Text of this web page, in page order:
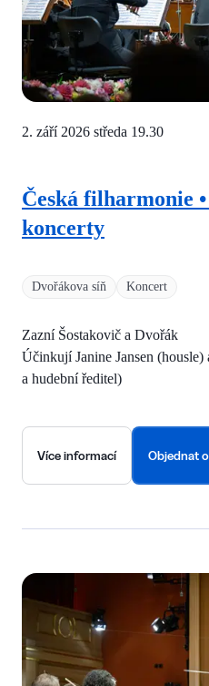
Dvořákova síň Koncert
Česká filharmonie
koncerty
Zazní Šostakovič a Dvořák
Účinkují Janine Jansen
a hudební ředitel)
2. září 2026 středa 19.30
Více informací Objednat